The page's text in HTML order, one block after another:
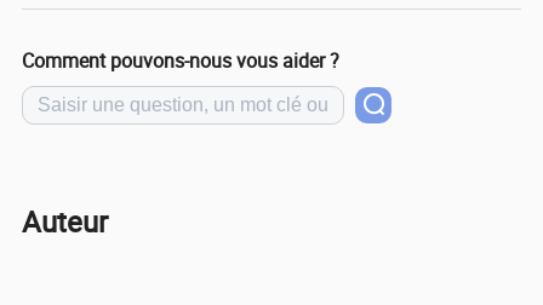
Comment pouvons-nous vous aider ?
Auteur